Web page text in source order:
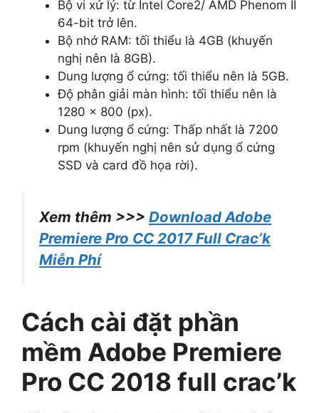
Bộ vi xử lý: từ Intel Core2/ AMD Phenom II
64-bit trở lên.
Bộ nhớ RAM: tối thiểu là 4GB (khuyến
nghị nên là 8GB).
Dung lượng ổ cứng: tối thiểu nên là 5GB.
Độ phân giải màn hình: tối thiểu nên là
1280 x 800 (px).
Dung lượng ổ cứng: Thấp nhất là 7200
rpm (khuyến nghị nên sử dụng ổ cứng
SSD và card đồ họa rời).
Xem thêm >>> Download Adobe
Premiere Pro CC 2017 Full Crac’k
Miễn Phí
Cách cài đặt phần
mềm Adobe Premiere
Pro CC 2018 full crac’k